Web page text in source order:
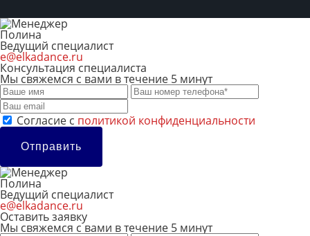
Полина
Ведущий специалист
e@elkadance.ru
Консультация специалиста
Мы свяжемся с вами в течение 5 минут
Cогласие с политикой конфиденциальности
Отправить
Полина
Ведущий специалист
e@elkadance.ru
Оставить заявку
Мы свяжемся с вами в течение 5 минут